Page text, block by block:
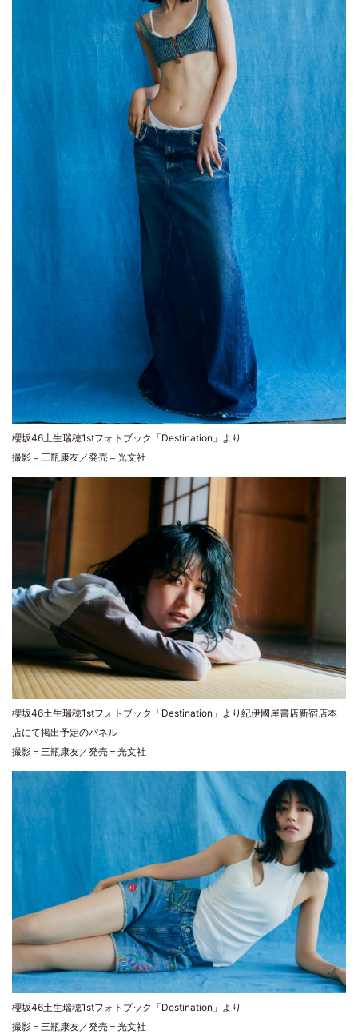
櫻坂46土生瑞穂1stフォトブック「Destination」より
撮影＝三瓶康友／発売＝光文社
櫻坂46土生瑞穂1stフォトブック「Destination」より紀伊國屋書店新宿店本
店にて掲出予定のパネル
撮影＝三瓶康友／発売＝光文社
櫻坂46土生瑞穂1stフォトブック「Destination」より
撮影＝三瓶康友／発売＝光文社